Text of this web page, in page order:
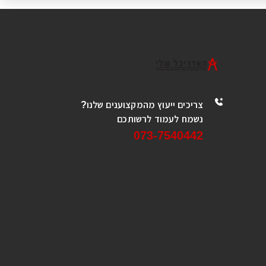
צריכים ייעוץ מהמקצוענים שלנו?
נשמח לעמוד לרשותכם
073-7540442